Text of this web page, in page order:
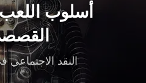
أسلوب
النقد